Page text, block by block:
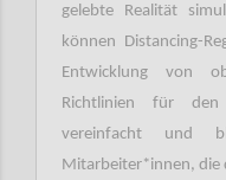
gelebte Realität
können Distancing-
Entwicklung von
Richtlinien für
vereinfacht und
Mitarbeiter*innen, die